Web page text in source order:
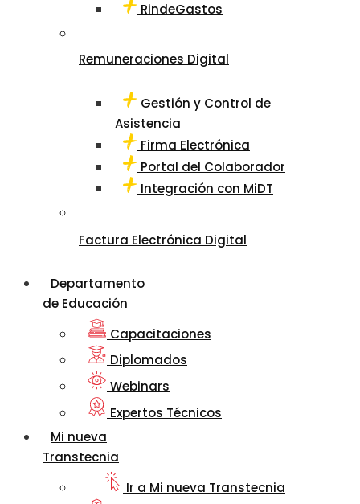
RindeGastos
Remuneraciones Digital
Gestión y Control de
Asistencia
Firma Electrónica
Portal del Colaborador
Integración con MiDT
Factura Electrónica Digital
Departamento
de Educación
Capacitaciones
Diplomados
Webinars
Expertos Técnicos
Mi nueva
Transtecnia
Ir a Mi nueva Transtecnia